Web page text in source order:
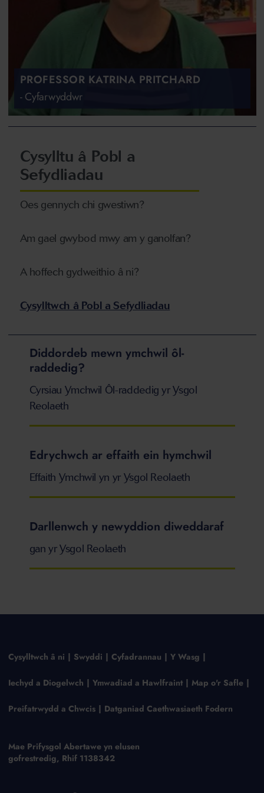
PROFESSOR KATRINA PRITCHARD
- Cyfarwyddwr
Cysylltu â Pobl a
Sefydliadau
Oes gennych chi gwestiwn?
Am gael gwybod mwy am y ganolfan?
A hoffech gydweithio â ni?
Cysylltwch â Pobl a Sefydliadau
Diddordeb mewn ymchwil ôl-
raddedig?
Cyrsiau Ymchwil Ôl-raddedig yr Ysgol
Reolaeth
Edrychwch ar effaith ein hymchwil
Effaith Ymchwil yn yr Ysgol Reolaeth
Darllenwch y newyddion diweddaraf
gan yr Ysgol Reolaeth
Cysylltwch â ni Swyddi Cyfadrannau Y Wasg
Iechyd a Diogelwch Ymwadiad a Hawlfraint Map o'r Safle
Preifatrwydd a Chwcis Datganiad Caethwasiaeth Fodern
Mae Prifysgol Abertawe yn elusen
gofrestredig, Rhif 1138342